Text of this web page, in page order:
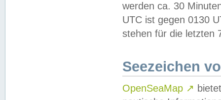
werden ca. 30
UTC ist gegen 0130
stehen für die letzten
Seezeichen
OpenSeaMap ↗